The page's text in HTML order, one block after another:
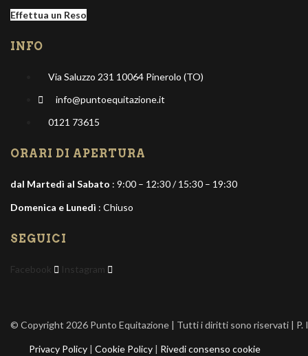
Effettua un Reso
INFO
Via Saluzzo 231 10064 Pinerolo (TO)
info@puntoequitazione.it
0121 73615
ORARI DI APERTURA
dal Martedì al Sabato : 9:00 – 12:30 / 15:30 – 19:30
Domenica e Lunedì : Chiuso
SEGUICI
Facebook Instagram
© Copyright 2026 Punto Equitazione | Tutti i diritti sono riservati | P.
Privacy Policy| Cookie Policy| Rivedi consenso cookie